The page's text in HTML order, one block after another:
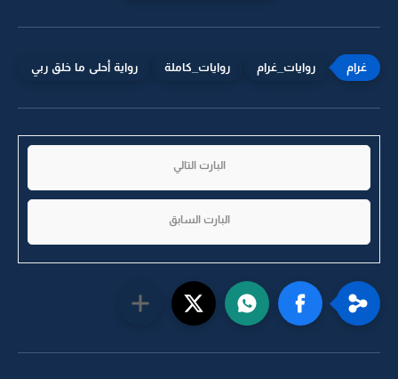
روايات_غرام روايات_كاملة رواية أحلى ما خلق ربي
البارت التالي
البارت السابق